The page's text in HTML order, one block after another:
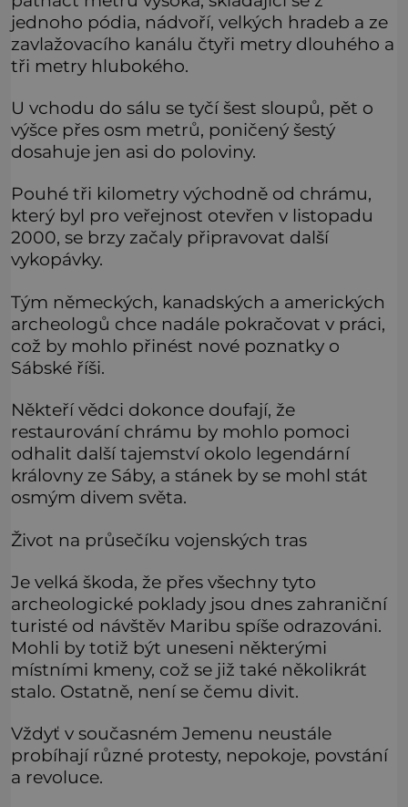
jednoho pódia, nádvoří, velkých hradeb a ze
zavlažovacího kanálu čtyři metry dlouhého a
tři metry hlubokého.
U vchodu do sálu se tyčí šest sloupů, pět o
výšce přes osm metrů, poničený šestý
dosahuje jen asi do poloviny.
Pouhé tři kilometry východně od chrámu,
který byl pro veřejnost otevřen v listopadu
2000, se brzy začaly připravovat další
vykopávky.
Tým německých, kanadských a amerických
archeologů chce nadále pokračovat v práci,
což by mohlo přinést nové poznatky o
Sábské říši.
Někteří vědci dokonce doufají, že
restaurování chrámu by mohlo pomoci
odhalit další tajemství okolo legendární
královny ze Sáby, a stánek by se mohl stát
osmým divem světa.
Život na průsečíku vojenských tras
Je velká škoda, že přes všechny tyto
archeologické poklady jsou dnes zahraniční
turisté od návštěv Maribu spíše odrazováni.
Mohli by totiž být uneseni některými
místními kmeny, což se již také několikrát
stalo. Ostatně, není se čemu divit.
Vždyť v současném Jemenu neustále
probíhají různé protesty, nepokoje, povstání
a revoluce.